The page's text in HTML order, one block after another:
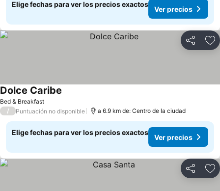
Elige fechas para ver los precios exactos
Ver precios
Compartir
Bed & Breakfast
Dolce Caribe
/ Puntuación no disponible a 6.9 km de: Centro de la ciudad
Elige fechas para ver los precios exactos
Ver precios
Compartir